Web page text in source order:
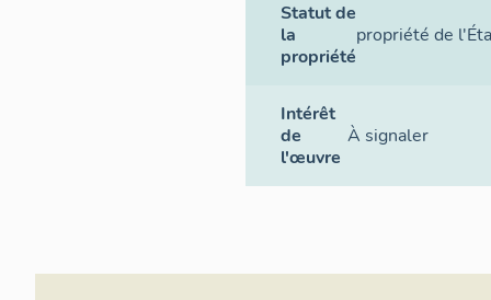
Statut de
la
propriété
propriété de
Intérêt
de
l'œuvre
À signaler